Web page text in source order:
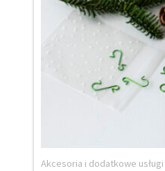
Akcesoria i dodatkowe usługi